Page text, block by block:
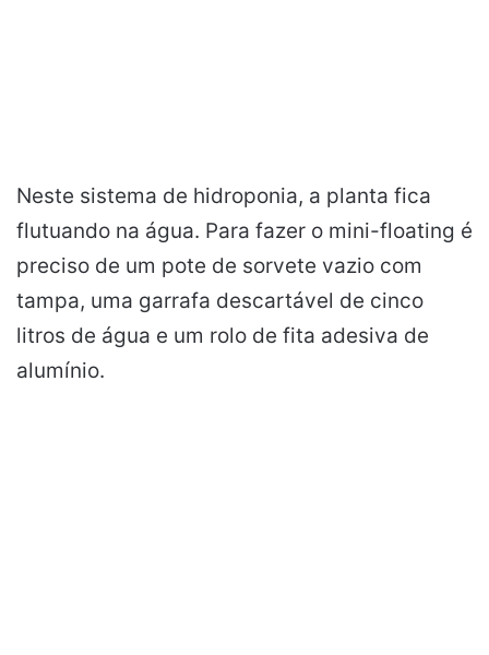
Neste sistema de hidroponia, a planta fica
flutuando na água. Para fazer o mini-floating é
preciso de um pote de sorvete vazio com
tampa, uma garrafa descartável de cinco
litros de água e um rolo de fita adesiva de
alumínio.